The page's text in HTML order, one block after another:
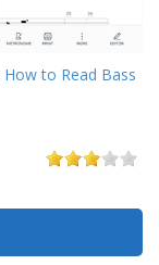
How to Read Bass